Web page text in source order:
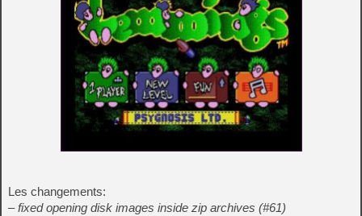
Les changements:
– fixed opening disk images inside zip archives (#61)